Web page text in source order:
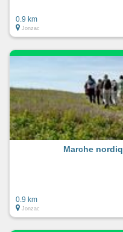
0.9 km
Jonzac
Marche
0.9 km
Jonzac